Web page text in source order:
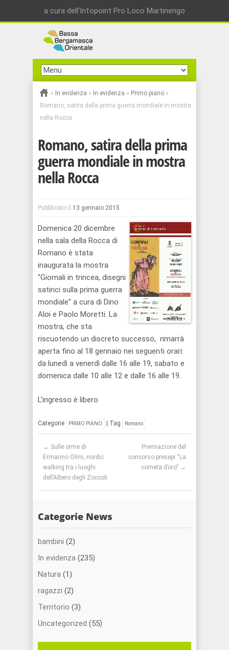
a cura dell'Infopoint Pro Loco Martinengo
» In evidenza » In evidenza » Primo piano »
Romano, satira della prima guerra mondiale in mostra
nella Rocca
Romano, satira della prima
guerra mondiale in mostra
nella Rocca
Pubblicato il 13 gennaio 2015
Domenica 20 dicembre
nella sala della Rocca di
Romano è stata
inaugurata la mostra
“Giornali in trincea, disegni
satirici sulla prima guerra
mondiale” a cura di Dino
Aloi e Paolo Moretti. La
mostra, che sta
riscuotendo un discreto successo, rimarrà
aperta fino al 18 gennaio nei seguenti orari:
da lunedì a venerdì dalle 16 alle 19, sabato e
domenica dalle 10 alle 12 e dalle 16 alle 19.
L’ingresso è libero
Categorie PRIMO PIANO | Tag Romano
← Sulle orme di
Ermanno Olmi, nordic
walking tra i luoghi
dell’Albero degli Zoccoli
Premiazione del
concorso presepi “La
cometa d’oro” →
Categorie News
bambini (2)
In evidenza (235)
Natura (1)
ragazzi (2)
Territorio (3)
Uncategorized (55)